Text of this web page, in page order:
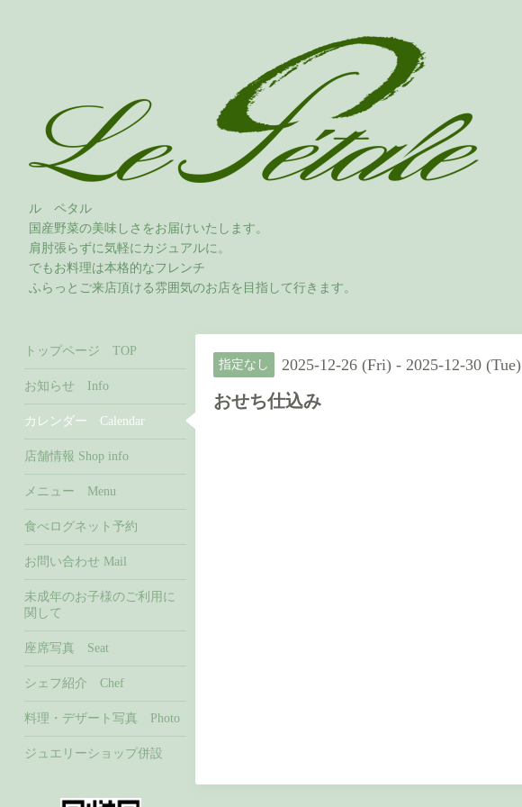
ル ペタル
国産野菜の美味しさをお届けいたします。
肩肘張らずに気軽にカジュアルに。
でもお料理は本格的なフレンチ
ふらっとご来店頂ける雰囲気のお店を目指して行きます。
指定なし 2025-12-26 (Fri) - 2025-12-30 (Tue)
おせち仕込み
トップページ TOP
お知らせ Info
カレンダー Calendar
店舗情報 Shop info
メニュー Menu
食べログネット予約
お問い合わせ Mail
未成年のお子様のご利用に
関して
座席写真 Seat
シェフ紹介 Chef
料理・デザート写真 Photo
ジュエリーショップ併設